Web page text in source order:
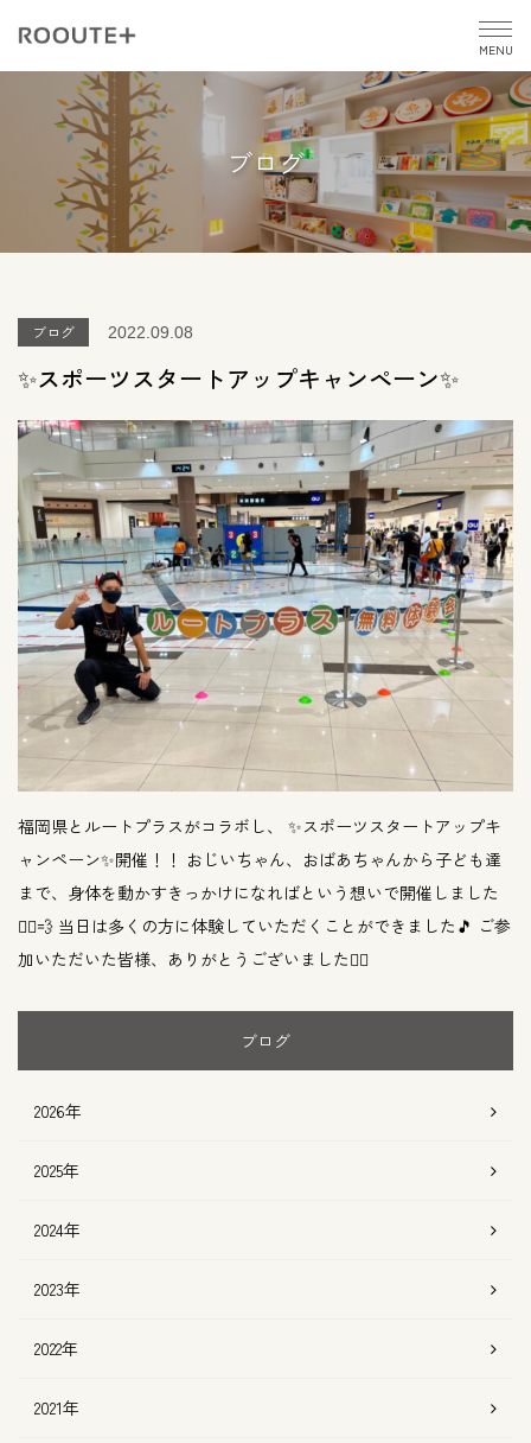
MENU
ブログ
ブログ 2022.09.08
✨スポーツスタートアップキャンペーン✨
福岡県とルートプラスがコラボし、 ✨スポーツスタートアップキ
ャンペーン✨開催！！ おじいちゃん、おばあちゃんから子ども達
まで、身体を動かすきっかけになればという想いで開催しました
🏃‍♂️💨 当日は多くの方に体験していただくことができました🎵 ご参
加いただいた皆様、ありがとうございました🙇‍♂️
ブログ
2026年
2025年
2024年
2023年
2022年
2021年